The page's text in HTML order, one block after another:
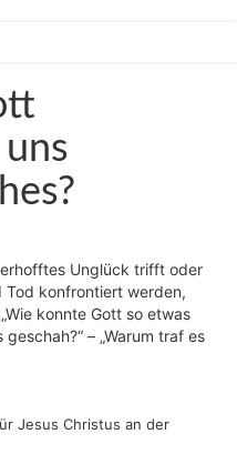
Unglück trifft oder
konfrontiert werden,
konnte Gott so etwas
geschah?“ – „Warum traf es
Jesus Christus an der